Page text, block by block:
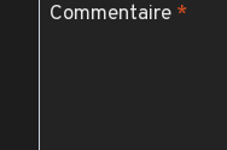
Commentaire *